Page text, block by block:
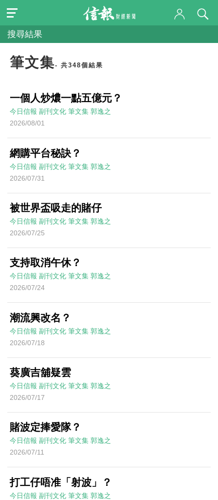
搜尋結果
筆文集- 共348個結果
一個人炒燶一點五億元？
今日信報 副刊文化 筆文集 郭逸之
2026/08/01
網購平台秘訣？
今日信報 副刊文化 筆文集 郭逸之
2026/07/31
被世界盃吸走的賭仔
今日信報 副刊文化 筆文集 郭逸之
2026/07/25
支持取消午休？
今日信報 副刊文化 筆文集 郭逸之
2026/07/24
潮流興改名？
今日信報 副刊文化 筆文集 郭逸之
2026/07/18
葵廣吉舖疑雲
今日信報 副刊文化 筆文集 郭逸之
2026/07/17
賭波定捧愛隊？
今日信報 副刊文化 筆文集 郭逸之
2026/07/11
打工仔唔准「射波」？
今日信報 副刊文化 筆文集 郭逸之